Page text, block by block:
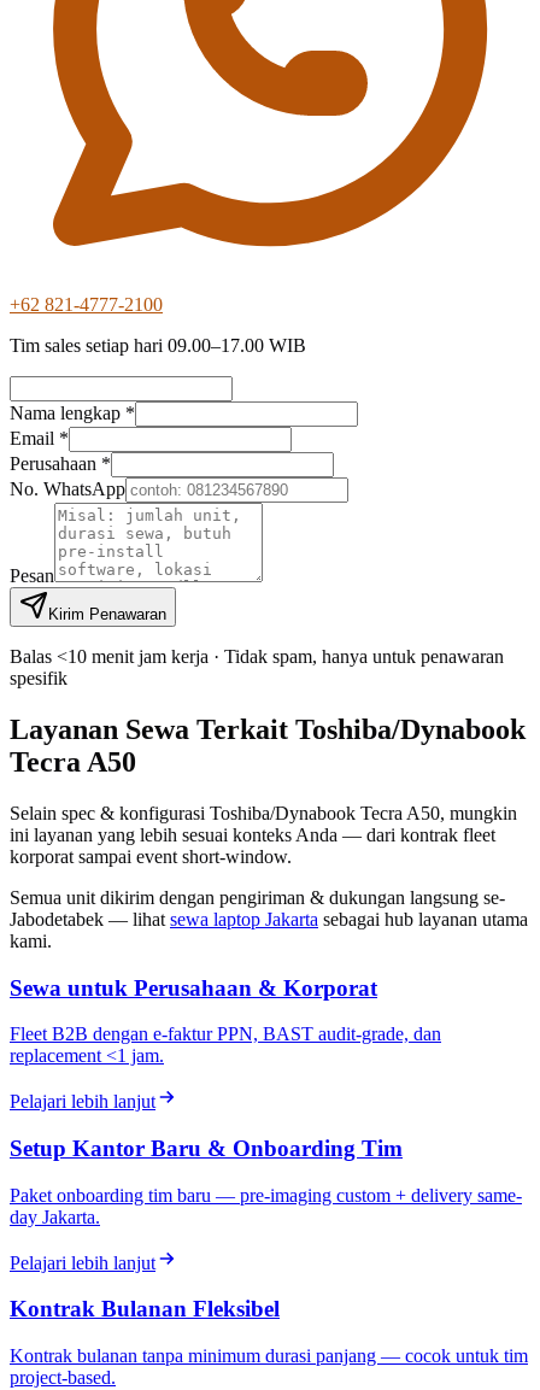
+62 821-4777-2100
Tim sales setiap hari 09.00–17.00 WIB
Nama lengkap *
Email *
Perusahaan *
No. WhatsApp
Pesan
Kirim Penawaran
Balas <10 menit jam kerja · Tidak spam, hanya untuk penawaran
spesifik
Layanan Sewa Terkait Toshiba/Dynabook
Tecra A50
Selain spec & konfigurasi Toshiba/Dynabook Tecra A50, mungkin
ini layanan yang lebih sesuai konteks Anda — dari kontrak fleet
korporat sampai event short-window.
Semua unit dikirim dengan pengiriman & dukungan langsung se-
Jabodetabek — lihat sewa laptop Jakarta sebagai hub layanan utama
kami.
Sewa untuk Perusahaan & Korporat
Fleet B2B dengan e-faktur PPN, BAST audit-grade, dan
replacement <1 jam.
Pelajari lebih lanjut
Setup Kantor Baru & Onboarding Tim
Paket onboarding tim baru — pre-imaging custom + delivery same-
day Jakarta.
Pelajari lebih lanjut
Kontrak Bulanan Fleksibel
Kontrak bulanan tanpa minimum durasi panjang — cocok untuk tim
project-based.